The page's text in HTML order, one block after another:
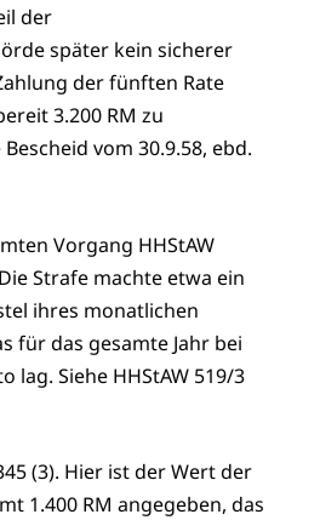
der
später kein sicherer
der fünften Rate
3.200 RM zu
vom 30.9.58, ebd.
Vorgang HHStAW
Strafe machte etwa ein
ihres monatlichen
für das gesamte Jahr bei
lag. Siehe HHStAW 519/3
(3). Hier ist der Wert der
1.400 RM angegeben, das